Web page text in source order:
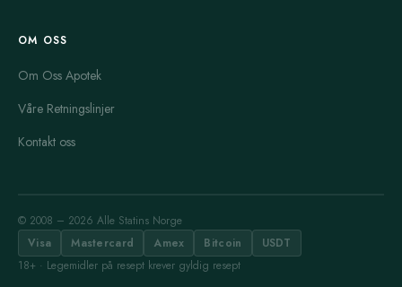
OM OSS
Om Oss Apotek
Våre Retningslinjer
Kontakt oss
© 2008 – 2026 Alle Statins Norge
Visa
Mastercard Amex Bitcoin
USDT
18+ · Legemidler på resept krever gyldig resept